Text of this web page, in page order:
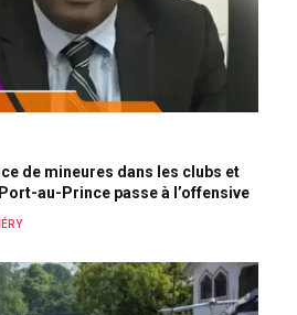
de mineures dans les clubs et
au-Prince passe à l’offensive